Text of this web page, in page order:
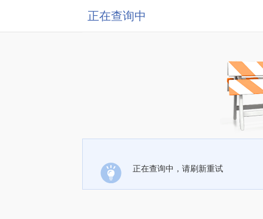
正在查询中
正在查询中，请刷新重试